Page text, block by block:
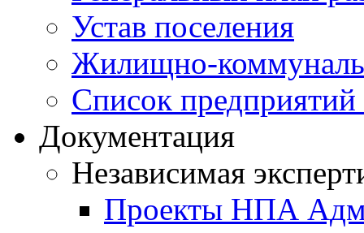
Устав поселения
Жилищно-
Список предприятий
Документация
Независимая
Проекты НПА